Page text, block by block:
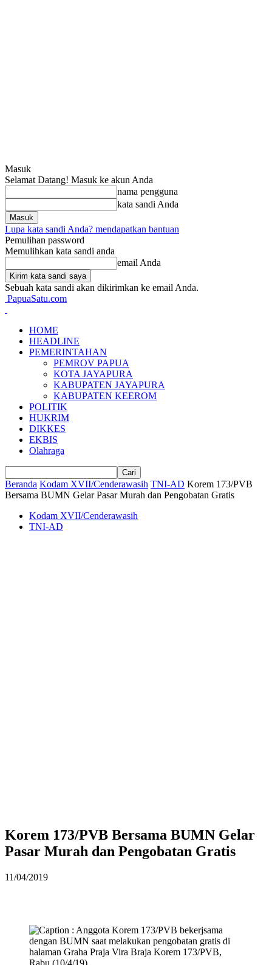
Masuk
Selamat Datang! Masuk ke akun Anda
nama pengguna
kata sandi Anda
Lupa kata sandi Anda? mendapatkan bantuan
Pemulihan password
Memulihkan kata sandi anda
email Anda
Sebuah kata sandi akan dikirimkan ke email Anda.
PapuaSatu.com
HOME
HEADLINE
PEMERINTAHAN
PEMROV PAPUA
KOTA JAYAPURA
KABUPATEN JAYAPURA
KABUPATEN KEEROM
POLITIK
HUKRIM
DIKKES
EKBIS
Olahraga
Beranda Kodam XVII/Cenderawasih TNI-AD Korem 173/PVB
Bersama BUMN Gelar Pasar Murah dan Pengobatan Gratis
Kodam XVII/Cenderawasih
TNI-AD
Korem 173/PVB Bersama BUMN Gelar
Pasar Murah dan Pengobatan Gratis
11/04/2019